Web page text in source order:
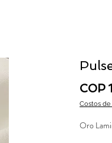
COP
Costos de
Oro